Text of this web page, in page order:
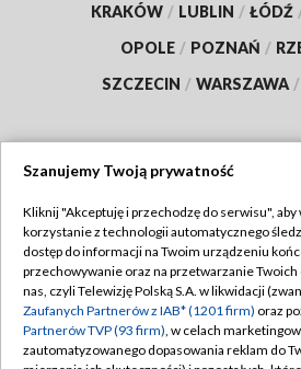
KRAKÓW / LUBLIN / ŁÓDŹ
OPOLE / POZNAŃ /
SZCZECIN / WARSZAWA /
TVP
Abonament TVP
Emisja w TVP
Centrum informacji TVP
Regulamin
Polityka
Moje zgody
Szanujemy Twoją prywatność
Kliknij "Akceptuję i przechodzę do serwisu", aby
korzystanie z technologii automatycznego
dostęp do informacji na Twoim urządzeniu
przechowywanie oraz na przetwarzanie
nas, czyli Telewizję Polską S.A. w likwidacji
Zaufanych Partnerów z IAB* (1201 firm) oraz
Partnerów TVP (93 firm), w celach
zautomatyzowanego dopasowania reklam do